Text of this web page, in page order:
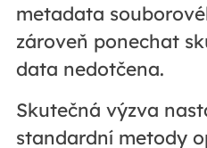
metadata
zároveň ponechat
data nedotčena.
Skutečná výzva
standardní metody